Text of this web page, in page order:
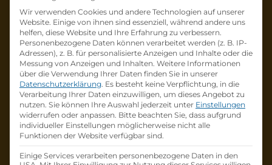
besetzt!
Die LehrstelleLehrling
Einzelhandelskaufmann:Einzelhandelskauffr
aubeiBIPA Parfümerien GmbHist schon
besetzt.
Firmenprofil besuchen
Andere Lehrstelle suchen
Wir verwenden Cookies und andere Technologien auf unserer
Website. Einige von ihnen sind essenziell, während andere uns
helfen, diese Website und Ihre Erfahrung zu verbessern.
Personenbezogene Daten können verarbeitet werden (z. B. IP-
Adressen), z. B. für personalisierte Anzeigen und Inhalte oder die
Messung von Anzeigen und Inhalten. Weitere Informationen
über die Verwendung Ihrer Daten finden Sie in unserer
Datenschutzerklärung. Es besteht keine Verpflichtung, in die
Verarbeitung Ihrer Daten einzuwilligen, um dieses Angebot zu
nutzen. Sie können Ihre Auswahl jederzeit unter Einstellungen
widerrufen oder anpassen. Bitte beachten Sie, dass aufgrund
individueller Einstellungen möglicherweise nicht alle
Funktionen der Website verfügbar sind.
Einige Services verarbeiten personenbezogene Daten in den